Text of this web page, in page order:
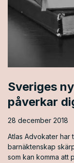
Sveriges
påverkar
28 december 2018
Atlas Advokater har
barnäktenskap
som kan komma att